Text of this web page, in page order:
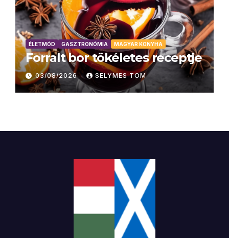
ÉLETMÓD GASZTRONÓMIA MAGYAR KONYHA
Forralt bor tökéletes receptje
03/08/2026 SELYMES TOM